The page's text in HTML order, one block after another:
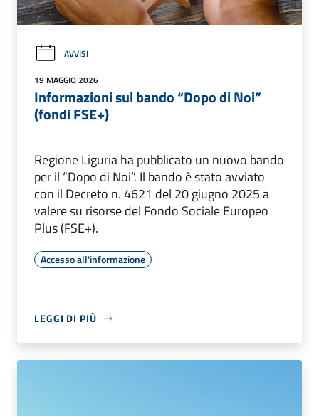
AVVISI
19 MAGGIO 2026
Informazioni sul bando “Dopo di Noi”
(fondi FSE+)
Regione Liguria ha pubblicato un nuovo bando
per il “Dopo di Noi”. Il bando è stato avviato
con il Decreto n. 4621 del 20 giugno 2025 a
valere su risorse del Fondo Sociale Europeo
Plus (FSE+).
Accesso all'informazione
LEGGI DI PIÙ